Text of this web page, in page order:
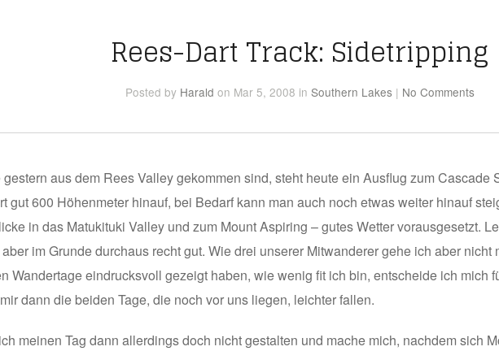
Rees-Dart Track: Sidetripping
Posted by Harald on Mar 5, 2008 in Southern Lakes | No Comments
aus dem Rees Valley gekommen sind, steht heute ein Ausflug zum Cascade
gut 600 Höhenmeter hinauf, bei Bedarf kann man auch noch etwas weiter hinauf
in das Matukituki Valley und zum Mount Aspiring – gutes Wetter vorausgesetzt.
im Grunde durchaus recht gut. Wie drei unserer Mitwanderer gehe ich aber nicht
Wandertage eindrucksvoll gezeigt haben, wie wenig fit ich bin, entscheide ich mich
dann die beiden Tage, die noch vor uns liegen, leichter fallen.
meinen Tag dann allerdings doch nicht gestalten und mache mich, nachdem sich